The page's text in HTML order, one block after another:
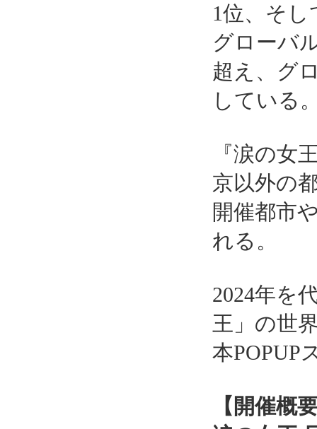
1位、そし
グローバ
超え、グ
している
『涙の女
京以外の
開催都市
れる。
2024年を
王」の世
本POPUP
【開催概